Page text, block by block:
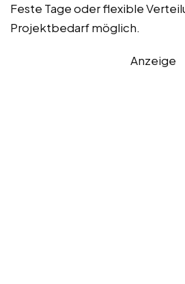
Feste Tage oder flexible
Projektbedarf möglich.
Anzeige